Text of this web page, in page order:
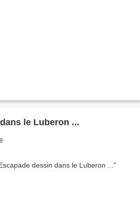
le Luberon ...